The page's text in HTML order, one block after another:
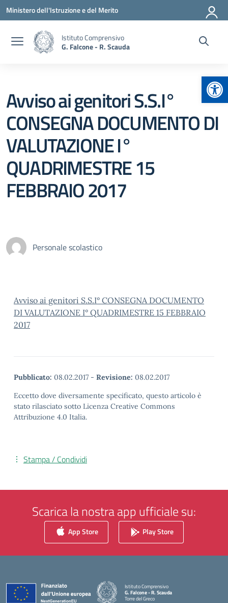
Vai ai contenuti
Vai al menu di navigazione
Vai al footer
Ministero dell'Istruzione e del Merito
Istituto Comprensivo
G. Falcone - R. Scauda
Avviso ai genitori S.S.I°
CONSEGNA DOCUMENTO DI
VALUTAZIONE I°
QUADRIMESTRE 15
FEBBRAIO 2017
Personale scolastico
Avviso ai genitori S.S.I° CONSEGNA DOCUMENTO
DI VALUTAZIONE I° QUADRIMESTRE 15 FEBBRAIO
2017
Pubblicato: 08.02.2017 - Revisione: 08.02.2017
Eccetto dove diversamente specificato, questo articolo è
stato rilasciato sotto Licenza Creative Commons
Attribuzione 4.0 Italia.
Stampa / Condividi
Scarica la nostra app ufficiale su:
App Store Play Store
Istituto Comprensivo
G. Falcone - R. Scauda
Torre del Greco